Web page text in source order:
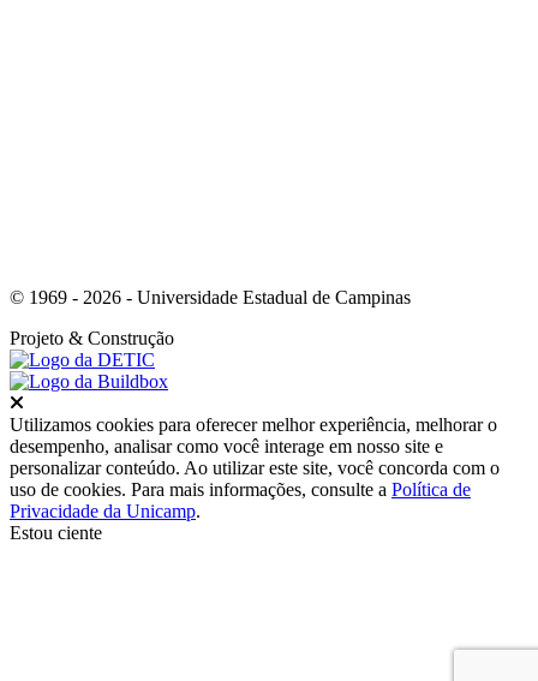
© 1969 - 2026 - Universidade Estadual de Campinas
Projeto & Construção
Utilizamos cookies para oferecer melhor experiência, melhorar o
desempenho, analisar como você interage em nosso site e
personalizar conteúdo. Ao utilizar este site, você concorda com o
uso de cookies. Para mais informações, consulte a Política de
Privacidade da Unicamp.
Estou ciente